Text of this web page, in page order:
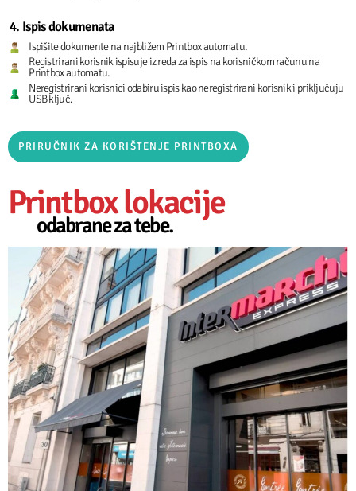
4. Ispis dokumenata
Ispišite dokumente na najbližem Printbox automatu.
Registrirani korisnik ispisuje iz reda za ispis na korisničkom računu na
Printbox automatu.
Neregistrirani korisnici odabiru ispis kao neregistrirani korisnik i priključuju
USB ključ.
PRIRUČNIK ZA KORIŠTENJE PRINTBOXA
Printbox lokacije
odabrane za tebe.